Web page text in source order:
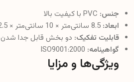
جنس:
ابعاد:
قابلیت تفکیک: دو بخش قابل جدا شدن
گواهینامه:
ویژگی‌ها و مزایا